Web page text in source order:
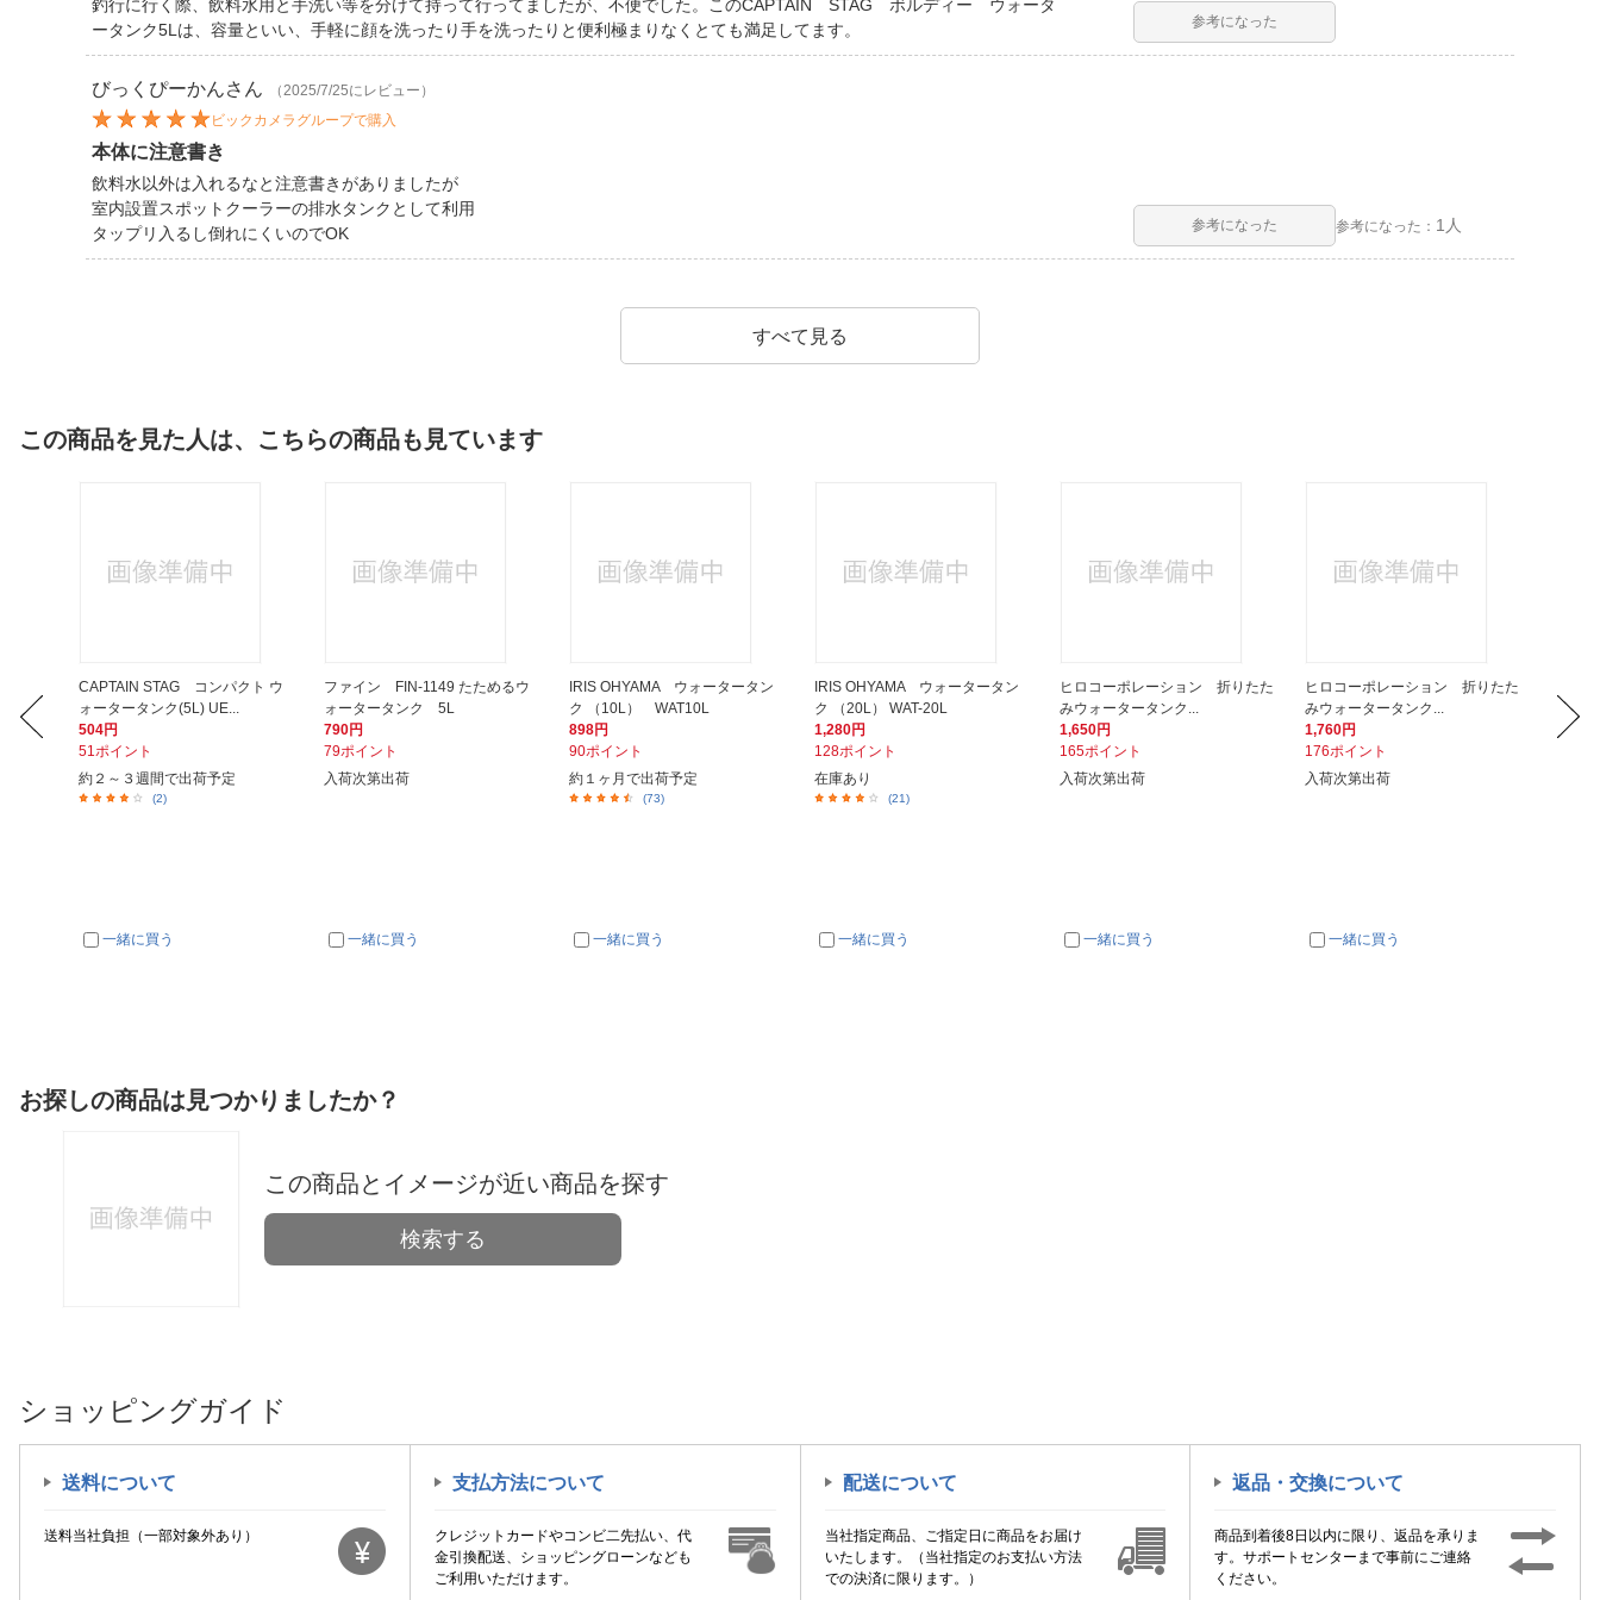
釣行に行く際、飲料水用と手洗い等を分けて持って行ってましたが、不便でした。このCAPTAIN STAG ボルディー ウォータ
ータンク5Lは、容量といい、手軽に顔を洗ったり手を洗ったりと便利極まりなくとても満足してます。
参考になった
びっくぴーかんさん
（2025/7/25にレビュー）
ビックカメラグループで購入
本体に注意書き
飲料水以外は入れるなと注意書きがありましたが
室内設置スポットクーラーの排水タンクとして利用
タップリ入るし倒れにくいのでOK
参考になった 参考になった： 1人
すべて見る
この商品を見た人は、こちらの商品も見ています
CAPTAIN STAG コンパクト ウ
ォータータンク(5L) UE...
504円
51ポイント
約２～３週間で出荷予定
(2)
一緒に買う
ファイン FIN-1149 たためるウ
ォータータンク 5L
790円
79ポイント
入荷次第出荷
一緒に買う
IRIS OHYAMA ウォータータン
ク （10L） WAT10L
898円
90ポイント
約１ヶ月で出荷予定
(73)
一緒に買う
IRIS OHYAMA ウォータータン
ク （20L） WAT-20L
1,280円
128ポイント
在庫あり
(21)
一緒に買う
ヒロコーポレーション 折りたた
みウォータータンク...
1,650円
165ポイント
入荷次第出荷
一緒に買う
ヒロコーポレーション 折りたた
みウォータータンク...
1,760円
176ポイント
入荷次第出荷
一緒に買う
A-20
1,690円
お探しの商品は見つかりましたか？
この商品とイメージが近い商品を探す
検索する
ショッピングガイド
送料について
送料当社負担（一部対象外あり）
支払方法について
クレジットカードやコンビ二先払い、代
金引換配送、ショッピングローンなども
ご利用いただけます。
配送について
当社指定商品、ご指定日に商品をお届け
いたします。（当社指定のお支払い方法
での決済に限ります。）
返品・交換について
商品到着後8日以内に限り、返品を承りま
す。サポートセンターまで事前にご連絡
ください。